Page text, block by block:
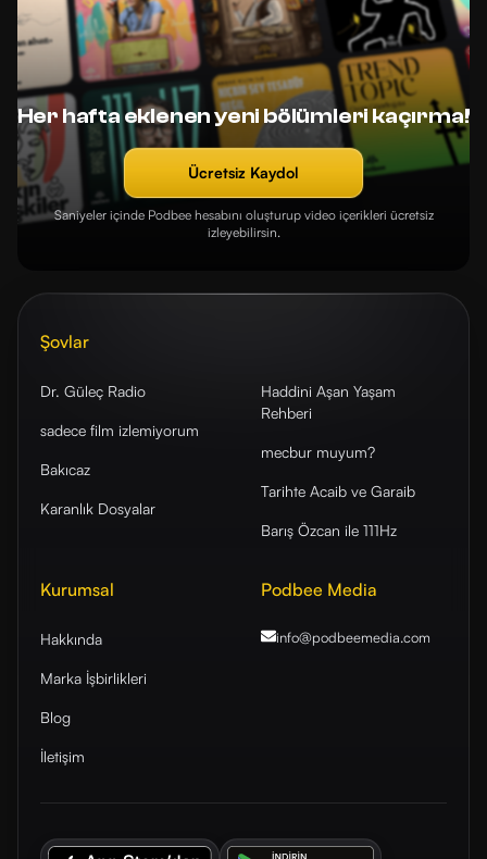
Her hafta eklenen yeni bölümleri kaçırma!
Ücretsiz Kaydol
Saniyeler içinde Podbee hesabını oluşturup video içerikleri ücretsiz
izleyebilirsin.
Şovlar
Dr. Güleç Radio
sadece film izlemiyorum
Bakıcaz
Karanlık Dosyalar
Haddini Aşan Yaşam
Rehberi
mecbur muyum?
Tarihte Acaib ve Garaib
Barış Özcan ile 111Hz
Kurumsal
Hakkında
Marka İşbirlikleri
Blog
İletişim
Podbee Media
info@podbeemedia.com